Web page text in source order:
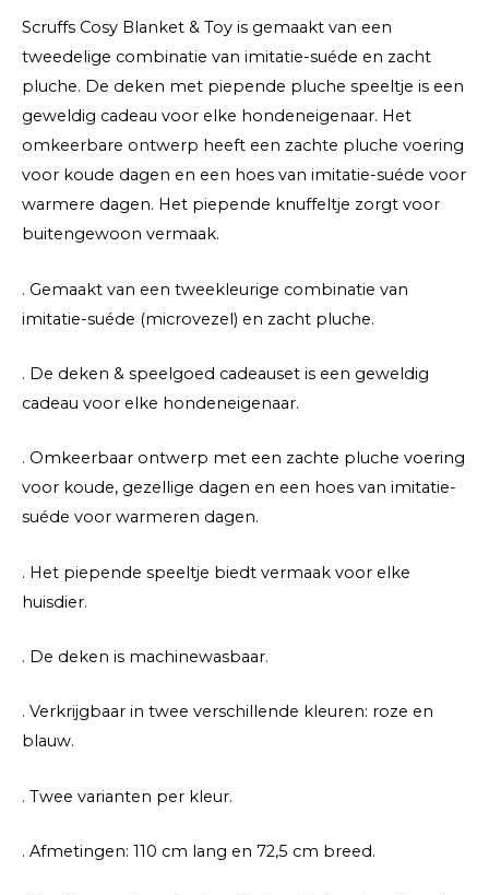
Scruffs Cosy Blanket & Toy is gemaakt van een
tweedelige combinatie van imitatie-suéde en zacht
pluche. De deken met piepende pluche speeltje is een
geweldig cadeau voor elke hondeneigenaar. Het
omkeerbare ontwerp heeft een zachte pluche voering
voor koude dagen en een hoes van imitatie-suéde voor
warmere dagen. Het piepende knuffeltje zorgt voor
buitengewoon vermaak.
. Gemaakt van een tweekleurige combinatie van
imitatie-suéde (microvezel) en zacht pluche.
. De deken & speelgoed cadeauset is een geweldig
cadeau voor elke hondeneigenaar.
. Omkeerbaar ontwerp met een zachte pluche voering
voor koude, gezellige dagen en een hoes van imitatie-
suéde voor warmeren dagen.
. Het piepende speeltje biedt vermaak voor elke
huisdier.
. De deken is machinewasbaar.
. Verkrijgbaar in twee verschillende kleuren: roze en
blauw.
. Twee varianten per kleur.
. Afmetingen: 110 cm lang en 72,5 cm breed.